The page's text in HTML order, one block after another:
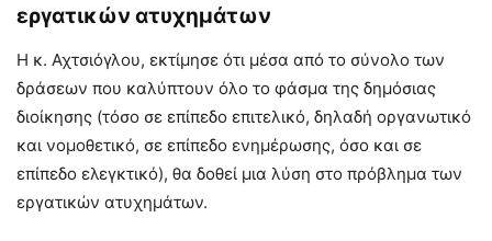
εργατικών ατυχημάτων
Η κ. Αχτσιόγλου, εκτίμησε ότι μέσα από το σύνολο των
δράσεων που καλύπτουν όλο το φάσμα της δημόσιας
διοίκησης (τόσο σε επίπεδο επιτελικό, δηλαδή οργανωτικό
και νομοθετικό, σε επίπεδο ενημέρωσης, όσο και σε
επίπεδο ελεγκτικό), θα δοθεί μια λύση στο πρόβλημα των
εργατικών ατυχημάτων.